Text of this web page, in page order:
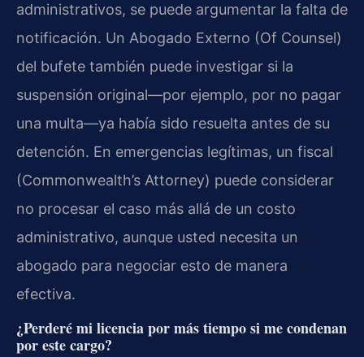
administrativos, se puede argumentar la falta de
notificación. Un Abogado Externo (Of Counsel)
del bufete también puede investigar si la
suspensión original—por ejemplo, por no pagar
una multa—ya había sido resuelta antes de su
detención. En emergencias legítimas, un fiscal
(Commonwealth’s Attorney) puede considerar
no procesar el caso más allá de un costo
administrativo, aunque usted necesita un
abogado para negociar esto de manera
efectiva.
¿Perderé mi licencia por más tiempo si me condenan
por este cargo?